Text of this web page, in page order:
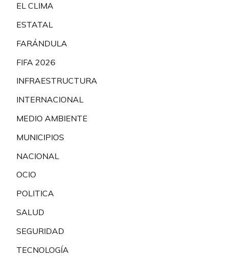
EL CLIMA
ESTATAL
FARÁNDULA
FIFA 2026
INFRAESTRUCTURA
INTERNACIONAL
MEDIO AMBIENTE
MUNICIPIOS
NACIONAL
OCIO
POLITICA
SALUD
SEGURIDAD
TECNOLOGÍA